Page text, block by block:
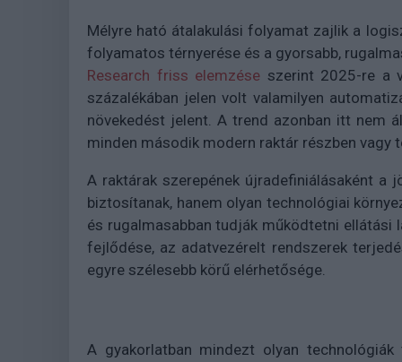
Mélyre ható átalakulási folyamat zajlik a
folyamatos térnyerése és a gyorsabb,
Research friss elemzése szerint 2025-re a
százalékában jelen volt valamilyen
növekedést jelent. A trend azonban itt nem
minden második modern raktár részben
A raktárak szerepének újradefiniálásaként
biztosítanak, hanem olyan technológiai
és rugalmasabban tudják működtetni
fejlődése, az adatvezérelt rendszerek
egyre szélesebb körű elérhetősége.
A gyakorlatban mindezt olyan